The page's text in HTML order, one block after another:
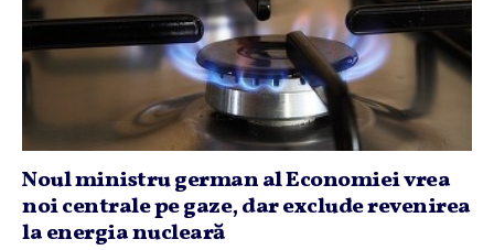
Noul ministru german al Economiei vrea
noi centrale pe gaze, dar exclude revenirea
la energia nucleară